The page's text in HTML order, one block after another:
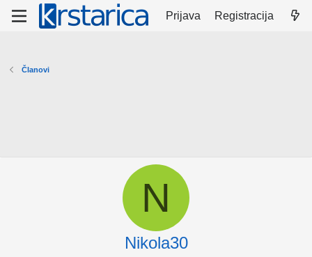
Prijava Registracija
Članovi
N
Nikola30